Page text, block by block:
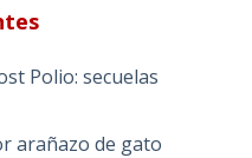
Polio: secuelas
arañazo de gato